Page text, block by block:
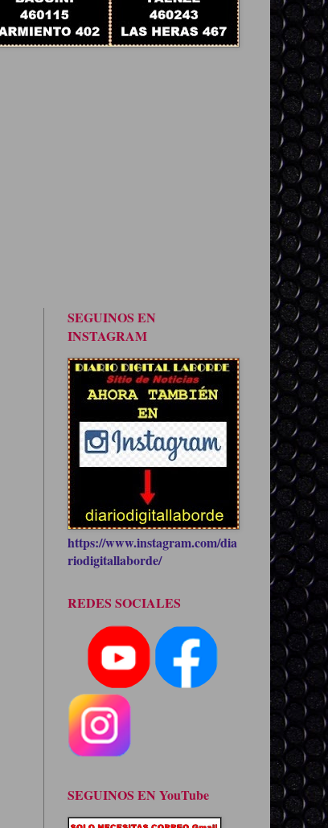
SEGUINOS EN
INSTAGRAM
https://www.instagram.com/dia
riodigitallaborde/
REDES SOCIALES
SEGUINOS EN YouTube